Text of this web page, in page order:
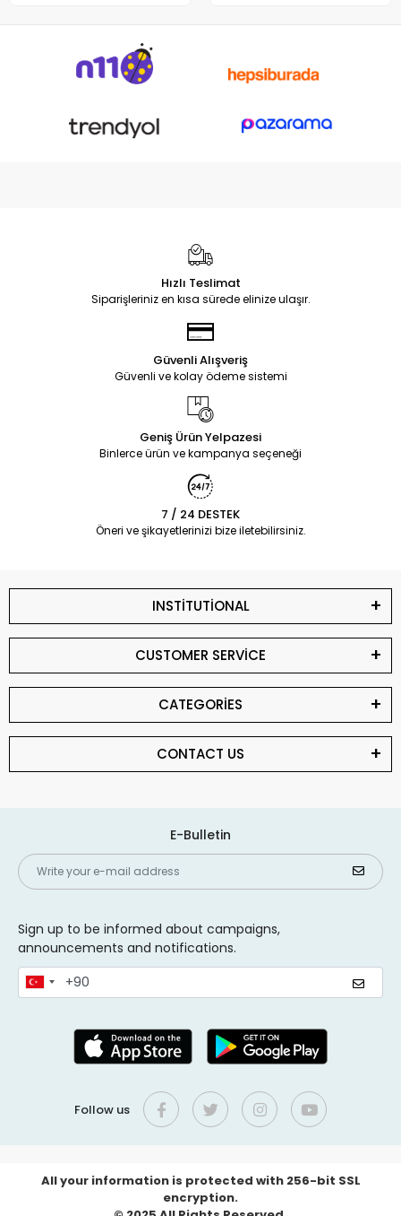
Hızlı Teslimat
Siparişleriniz en kısa sürede elinize ulaşır.
Güvenli Alışveriş
Güvenli ve kolay ödeme sistemi
Geniş Ürün Yelpazesi
Binlerce ürün ve kampanya seçeneği
7 / 24 DESTEK
Öneri ve şikayetlerinizi bize iletebilirsiniz.
INSTİTUTİONAL
CUSTOMER SERVİCE
CATEGORİES
CONTACT US
E-Bulletin
Sign up to be informed about campaigns,
announcements and notifications.
Follow us
All your information is protected with 256-bit SSL
encryption.